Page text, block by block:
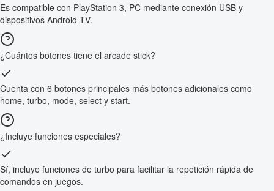
Es compatible con PlayStation 3, PC mediante conexión USB y
dispositivos Android TV.
¿Cuántos botones tiene el arcade stick?
Cuenta con 6 botones principales más botones adicionales como
home, turbo, mode, select y start.
¿Incluye funciones especiales?
Sí, incluye funciones de turbo para facilitar la repetición rápida de
comandos en juegos.